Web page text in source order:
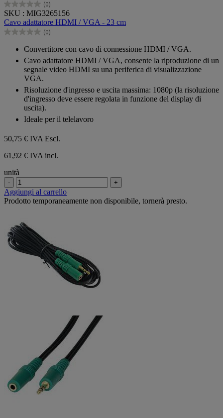
(0)
0.0
su
5
stelle.
SKU : MIG3265156
Cavo adattatore HDMI / VGA - 23 cm
(0)
0.0
stelle.
Convertitore con cavo di connessione HDMI / VGA.
Cavo adattatore HDMI / VGA, consente la riproduzione di un
segnale video HDMI su una periferica di visualizzazione
VGA.
Risoluzione d'ingresso e uscita massima: 1080p (la risoluzione
d'ingresso deve essere regolata in funzione del display di
uscita).
Ideale per il telelavoro
50,75 € IVA Escl.
61,92 € IVA incl.
unità
- +
Aggiungi al carrello
Prodotto temporaneamente non disponibile, tornerà presto.